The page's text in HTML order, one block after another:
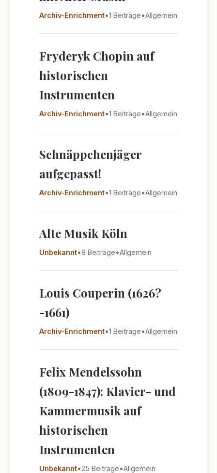
Archiv-Enrichment•1 Beiträge•Allgemein
Fryderyk Chopin auf
historischen
Instrumenten
Archiv-Enrichment•1 Beiträge•Allgemein
Schnäppchenjäger
aufgepasst!
Archiv-Enrichment•1 Beiträge•Allgemein
Alte Musik Köln
Unbekannt•8 Beiträge•Allgemein
Louis Couperin (1626?
-1661)
Archiv-Enrichment•1 Beiträge•Allgemein
Felix Mendelssohn
(1809-1847): Klavier- und
Kammermusik auf
historischen
Instrumenten
Unbekannt•25 Beiträge•Allgemein